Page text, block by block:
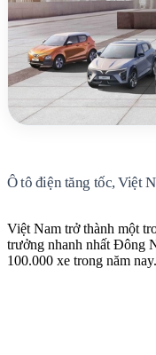
Ô tô điện tăng tốc, Việt
Việt Nam trở thành một
trưởng nhanh nhất Đông
100.000 xe trong năm nay.